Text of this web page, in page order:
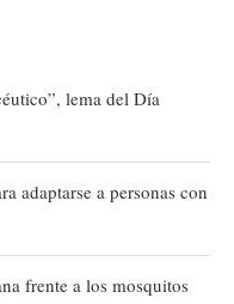
lema del Día
adaptarse a personas con
frente a los mosquitos